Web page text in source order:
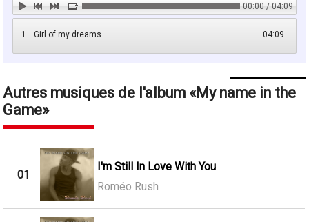
00:00 / 04:09
1 04:09
Girl of my dreams
Autres musiques de l'album
My name in the
Game
01
I'm Still In Love With You
Roméo Rush